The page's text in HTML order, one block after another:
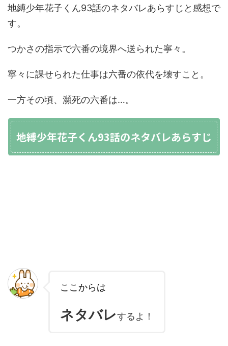
地縛少年花子くん93話のネタバレあらすじと感想で
す。
つかさの指示で六番の境界へ送られた寧々。
寧々に課せられた仕事は六番の依代を壊すこと。
一方その頃、瀕死の六番は…。
地縛少年花子くん93話のネタバレあらすじ
ここからは
ネタバレするよ！